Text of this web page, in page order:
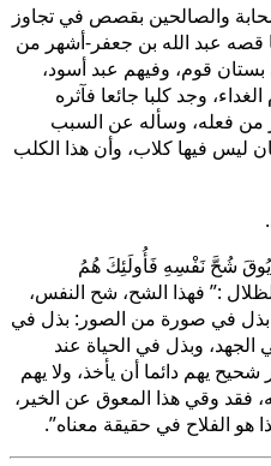
والصالحين بقصص في تجاوز
قصه عبد الله بن جعفر-أشهر من
قوم، وفيهم عبد أسود،
وجد كلبا جائعا فآثره
من فعله، وسأله عن السبب
ليس فيها كلاب، وأن هذا الكلب
يُوقَ شُحَّ نَفْسِهِ فَأُولَئِكَ هُمُ
الظلال :” فهذا الشح، شح النفس،
بذل في صورة من الصور: بذل في
وبذل في الحياة عند
يهم دائما أن يأخذ، ولا يهم
وقي هذا المعوق عن الخير،
هو الفلاح في حقيقة معناه”.